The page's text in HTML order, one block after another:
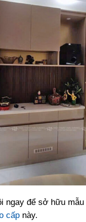
ngay để sở hữu mẫu
cấp này.